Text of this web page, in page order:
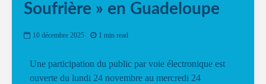
Soufrière » en Guadeloupe
10 décembre 2025 1 min read
Une participation du public par voie électronique est
ouverte du lundi 24 novembre au mercredi 24